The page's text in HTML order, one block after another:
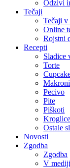
Odzivi
Tečaji
Tečaji v
Online
Rojstni
Recepti
Sladice
Torte
Makroni
Pecivo
Pite
Piškoti
Kroglice
Ostale
Novosti
Zgodba
Zgodba
V